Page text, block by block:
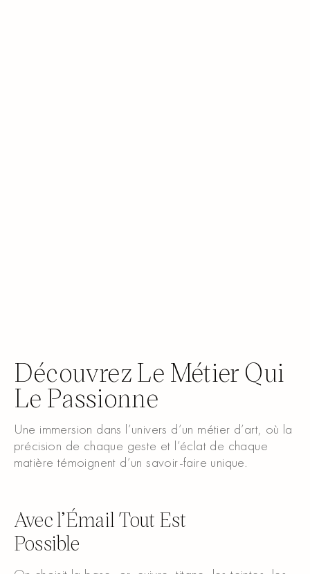
Découvrez Le Métier Qui
Le Passionne
Une immersion dans l’univers d’un métier d’art, où la
précision de chaque geste et l’éclat de chaque
matière témoignent d’un savoir-faire unique.
Avec l’Émail Tout Est
Possible